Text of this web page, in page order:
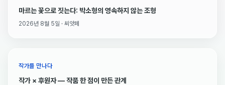
마르는 꽃으로 짓는다: 박소형의 영속하지 않는 조형
2026년 8월 5일 · 씨앗페
작가를 만나다
작가 × 후원자 — 작품 한 점이 만든 관계